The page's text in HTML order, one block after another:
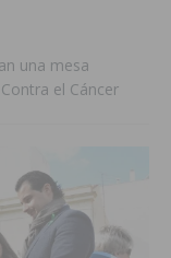
una mesa
el Cáncer